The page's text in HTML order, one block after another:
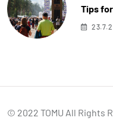
Tips
© 2022 TOMU All Rights